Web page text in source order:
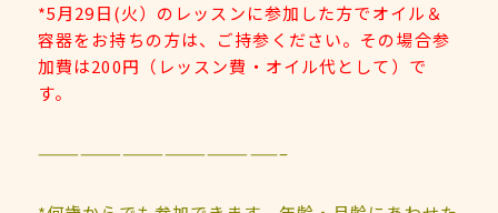
*5月29日(火）のレッスンに参加した方でオイル＆
容器をお持ちの方は、ご持参ください。その場合参
加費は200円（レッスン費・オイル代として）で
す。
—————————————————–